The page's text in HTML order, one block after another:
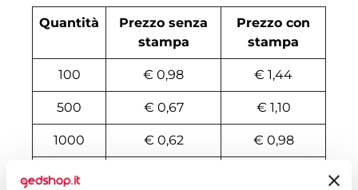
Quantità
Prezzo senza
stampa
Prezzo con
stampa
100 € 0,98 € 1,44
500 € 0,67 € 1,10
1000 € 0,62 € 0,98
2000